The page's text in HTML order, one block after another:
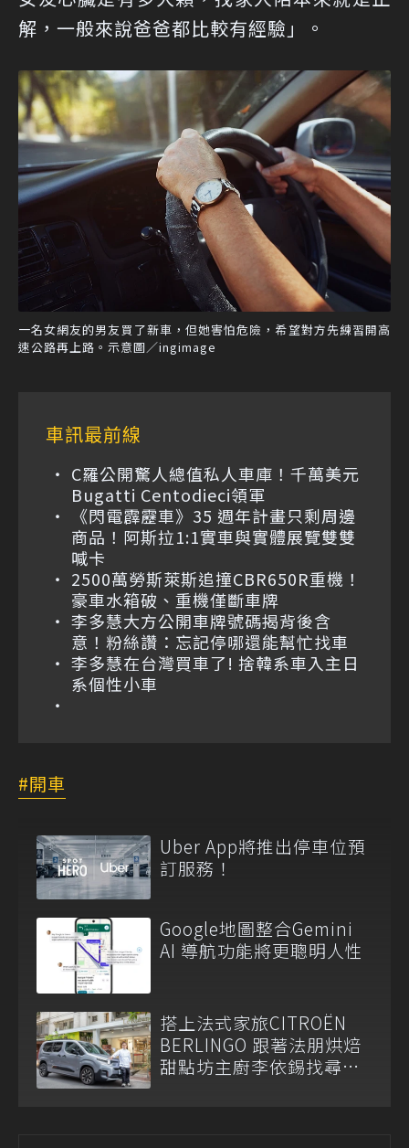
解，一般來說爸爸都比較有經驗」。
一名女網友的男友買了新車，但她害怕危險，希望對方先練習開高
速公路再上路。示意圖／ingimage
車訊最前線
C羅公開驚人總值私人車庫！千萬美元
Bugatti Centodieci領軍
《閃電霹靂車》35 週年計畫只剩周邊
商品！阿斯拉1:1實車與實體展覽雙雙
喊卡
2500萬勞斯萊斯追撞CBR650R重機！
豪車水箱破、重機僅斷車牌
李多慧大方公開車牌號碼揭背後含
意！粉絲讚：忘記停哪還能幫忙找車
李多慧在台灣買車了! 捨韓系車入主日
系個性小車
開車
Uber App將推出停車位預
訂服務！
Google地圖整合Gemini
AI 導航功能將更聰明人性
搭上法式家旅CITROËN
BERLINGO 跟著法朋烘焙
甜點坊主廚李依錫找尋生